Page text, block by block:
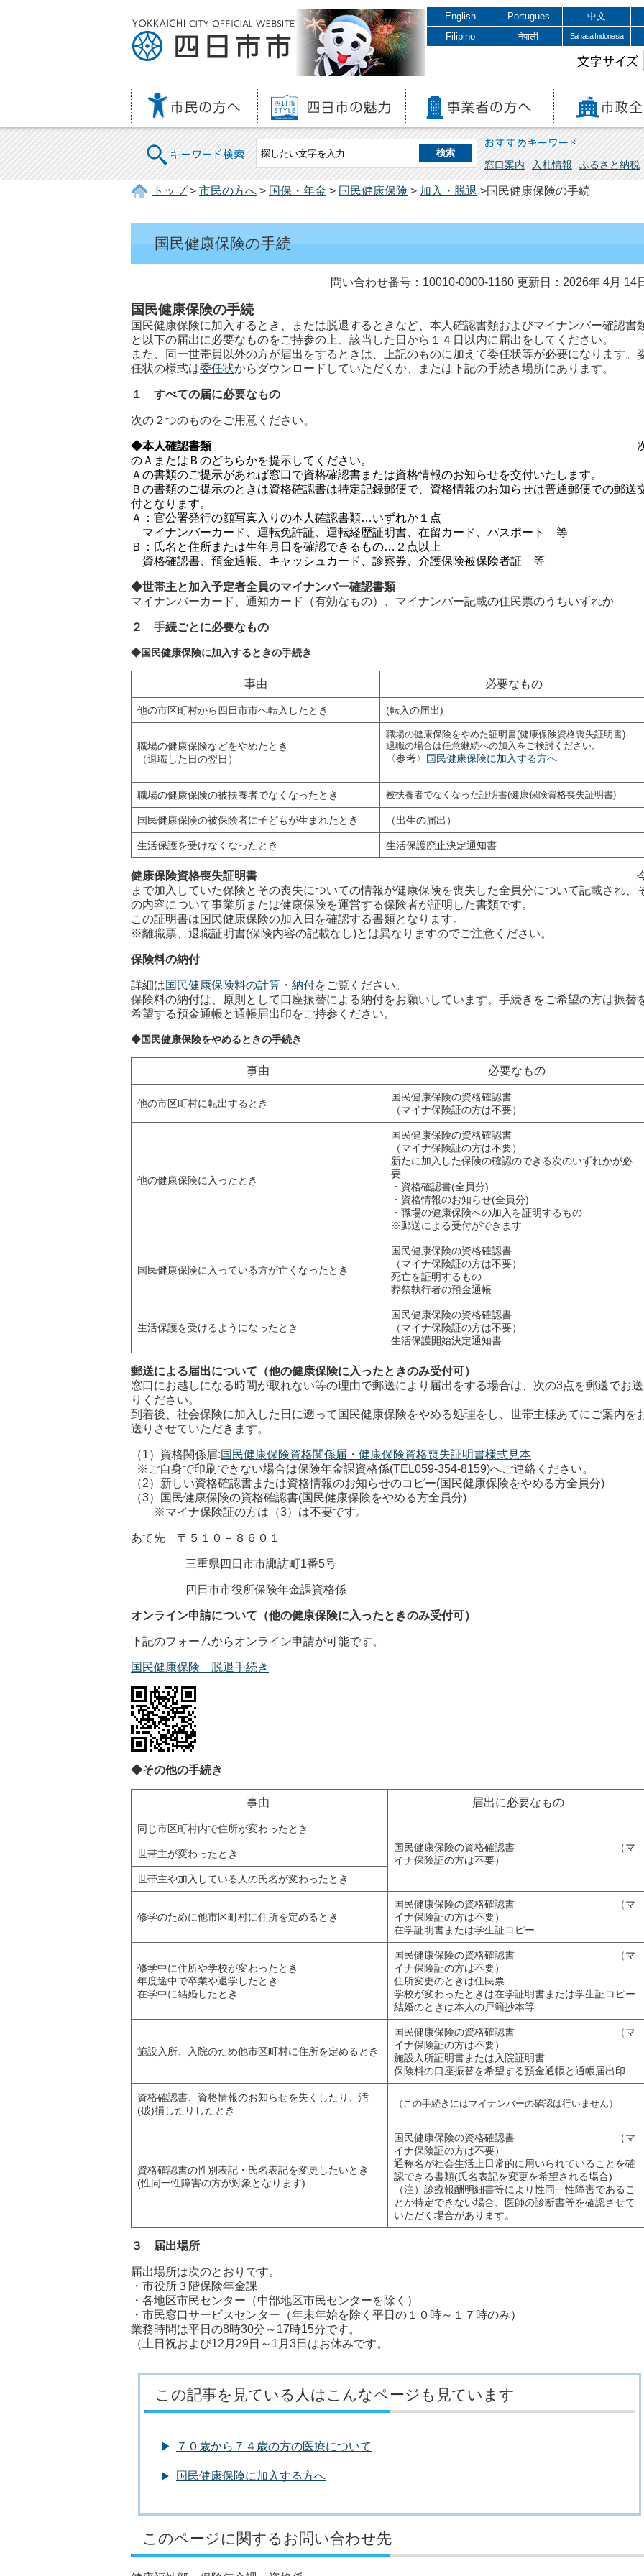
English Portugues
中文
Filipino
नेपाली Bahasa Indonesia
文字サイズ
キーワード検索 おすすめキーワード
窓口案内 入札情報 ふるさと納税
トップ> 市民の方へ > 国保・年金 > 国民健康保険 > 加入・脱退 >国民健康保険の手続
国民健康保険の手続
問い合わせ番号：10010-0000-1160 更新日：2026年 4月 14
国民健康保険の手続
国民健康保険に加入するとき、または脱退するときなど、本人確認書類およびマイナンバー確認書
と以下の届出に必要なものをご持参の上、該当した日から１４日以内に届出をしてください。
また、同一世帯員以外の方が届出をするときは、上記のものに加えて委任状等が必要になります。
任状の様式は委任状からダウンロードしていただくか、または下記の手続き場所にあります。
１ すべての届に必要なもの
次の２つのものをご用意ください。
◆本人確認書類
のＡまたはＢのどちらかを提示してください。
Ａの書類のご提示があれば窓口で資格確認書または資格情報のお知らせを交付いたします。
Ｂの書類のご提示のときは資格確認書は特定記録郵便で、資格情報のお知らせは普通郵便での郵送
付となります。
Ａ：官公署発行の顔写真入りの本人確認書類…いずれか１点
マイナンバーカード、運転免許証、運転経歴証明書、在留カード、パスポート 等
Ｂ：氏名と住所または生年月日を確認できるもの…２点以上
資格確認書、預金通帳、キャッシュカード、診察券、介護保険被保険者証 等
◆世帯主と加入予定者全員のマイナンバー確認書類
マイナンバーカード、通知カード（有効なもの）、マイナンバー記載の住民票のうちいずれか
２ 手続ごとに必要なもの
◆国民健康保険に加入するときの手続き
事由 必要なもの
他の市区町村から四日市市へ転入したとき (転入の届出)
職場の健康保険などをやめたとき
（退職した日の翌日）
職場の健康保険をやめた証明書(健康保険資格喪失証明書)
退職の場合は任意継続への加入をご検討ください。
〈参考〉 国民健康保険に加入する方へ
職場の健康保険の被扶養者でなくなったとき 被扶養者でなくなった証明書(健康保険資格喪失証明書)
国民健康保険の被保険者に子どもが生まれたとき （出生の届出）
生活保護を受けなくなったとき 生活保護廃止決定通知書
健康保険資格喪失証明書
まで加入していた保険とその喪失についての情報が健康保険を喪失した全員分について記載され、
の内容について事業所または健康保険を運営する保険者が証明した書類です。
この証明書は国民健康保険の加入日を確認する書類となります。
※離職票、退職証明書(保険内容の記載なし)とは異なりますのでご注意ください。
保険料の納付
詳細は国民健康保険料の計算・納付をご覧ください。
保険料の納付は、原則として口座振替による納付をお願いしています。手続きをご希望の方は振替
希望する預金通帳と通帳届出印をご持参ください。
◆国民健康保険をやめるときの手続き
事由 必要なもの
他の市区町村に転出するとき
国民健康保険の資格確認書
（マイナ保険証の方は不要）
他の健康保険に入ったとき
国民健康保険の資格確認書
（マイナ保険証の方は不要）
新たに加入した保険の確認のできる次のいずれかが必
要
・資格確認書(全員分)
・資格情報のお知らせ(全員分)
・職場の健康保険への加入を証明するもの
※郵送による受付ができます
国民健康保険に入っている方が亡くなったとき
国民健康保険の資格確認書
（マイナ保険証の方は不要）
死亡を証明するもの
葬祭執行者の預金通帳
生活保護を受けるようになったとき
国民健康保険の資格確認書
（マイナ保険証の方は不要）
生活保護開始決定通知書
郵送による届出について（他の健康保険に入ったときのみ受付可）
窓口にお越しになる時間が取れない等の理由で郵送により届出をする場合は、次の3点を郵送でお送
りください。
到着後、社会保険に加入した日に遡って国民健康保険をやめる処理をし、世帯主様あてにご案内を
送りさせていただきます。
（1）資格関係届:国民健康保険資格関係届・健康保険資格喪失証明書様式見本
※ご自身で印刷できない場合は保険年金課資格係(TEL059-354-8159)へご連絡ください。
（2）新しい資格確認書または資格情報のお知らせのコピー(国民健康保険をやめる方全員分)
（3）国民健康保険の資格確認書(国民健康保険をやめる方全員分)
※マイナ保険証の方は（3）は不要です。
あて先 〒５１０－８６０１
三重県四日市市諏訪町1番5号
四日市市役所保険年金課資格係
オンライン申請について（他の健康保険に入ったときのみ受付可）
下記のフォームからオンライン申請が可能です。
国民健康保険 脱退手続き
◆その他の手続き
事由 届出に必要なもの
同じ市区町村内で住所が変わったとき
国民健康保険の資格確認書 （マ
イナ保険証の方は不要）
世帯主が変わったとき
世帯主や加入している人の氏名が変わったとき
修学のために他市区町村に住所を定めるとき
国民健康保険の資格確認書 （マ
イナ保険証の方は不要）
在学証明書または学生証コピー
修学中に住所や学校が変わったとき
年度途中で卒業や退学したとき
在学中に結婚したとき
国民健康保険の資格確認書 （マ
イナ保険証の方は不要）
住所変更のときは住民票
学校が変わったときは在学証明書または学生証コピー
結婚のときは本人の戸籍抄本等
施設入所、入院のため他市区町村に住所を定めるとき
国民健康保険の資格確認書 （マ
イナ保険証の方は不要）
施設入所証明書または入院証明書
保険料の口座振替を希望する預金通帳と通帳届出印
資格確認書、資格情報のお知らせを失くしたり、汚
(破)損したりしたとき
（この手続きにはマイナンバーの確認は行いません）
資格確認書の性別表記・氏名表記を変更したいとき
(性同一性障害の方が対象となります)
国民健康保険の資格確認書 （マ
イナ保険証の方は不要）
通称名が社会生活上日常的に用いられていることを確
認できる書類(氏名表記を変更を希望される場合)
（注）診療報酬明細書等により性同一性障害であるこ
とが特定できない場合、医師の診断書等を確認させて
いただく場合があります。
３ 届出場所
届出場所は次のとおりです。
・市役所３階保険年金課
・各地区市民センター（中部地区市民センターを除く）
・市民窓口サービスセンター（年末年始を除く平日の１０時～１７時のみ）
業務時間は平日の8時30分～17時15分です。
（土日祝および12月29日～1月3日はお休みです。
この記事を見ている人はこんなページも見ています
７０歳から７４歳の方の医療について
国民健康保険に加入する方へ
このページに関するお問い合わせ先